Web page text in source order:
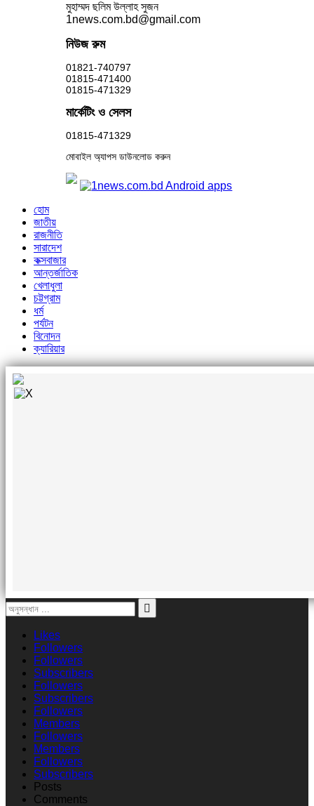
মুহাম্মদ ছলিম উল্লাহ সুজন
1news.com.bd@gmail.com
নিউজ রুম
01821-740797
01815-471400
01815-471329
মার্কেটিং ও সেলস
01815-471329
মোবাইল অ্যাপস ডাউনলোড করুন
হোম
জাতীয়
রাজনীতি
সারাদেশ
কক্সবাজার
আন্তর্জাতিক
খেলাধুলা
চট্টগ্রাম
ধর্ম
পর্যটন
বিনোদন
ক্যারিয়ার
Likes
Followers
Followers
Subscribers
Followers
Subscribers
Followers
Members
Followers
Members
Followers
Subscribers
Posts
Comments